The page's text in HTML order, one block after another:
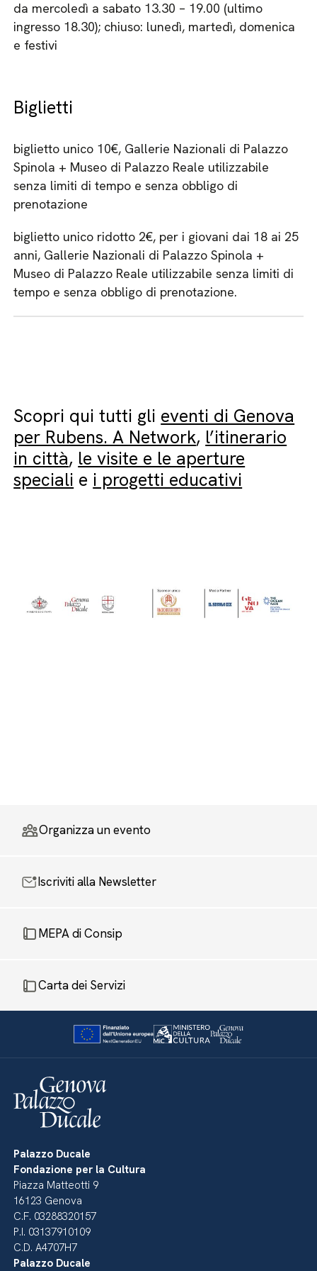
da mercoledì a sabato 13.30 – 19.00 (ultimo
ingresso 18.30); chiuso: lunedì, martedì, domenica
e festivi
Biglietti
biglietto unico 10€, Gallerie Nazionali di Palazzo
Spinola + Museo di Palazzo Reale utilizzabile
senza limiti di tempo e senza obbligo di
prenotazione
biglietto unico ridotto 2€, per i giovani dai 18 ai 25
anni, Gallerie Nazionali di Palazzo Spinola +
Museo di Palazzo Reale utilizzabile senza limiti di
tempo e senza obbligo di prenotazione.
Scopri qui tutti gli eventi di Genova
per Rubens. A Network, l’itinerario
in città, le visite e le aperture
speciali e i progetti educativi
Organizza un evento
Iscriviti alla Newsletter
MEPA di Consip
Carta dei Servizi
Palazzo Ducale
Fondazione per la Cultura
Piazza Matteotti 9
16123 Genova
C.F. 03288320157
P.I. 03137910109
C.D. A4707H7
Palazzo Ducale